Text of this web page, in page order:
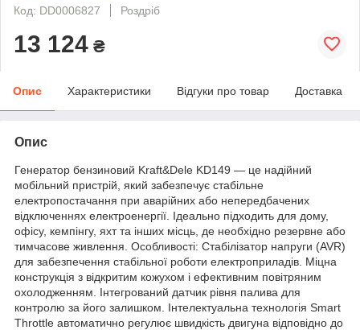
Код: DD0006827
Роздріб
13 124 ₴
Опис Характеристики Відгуки про товар Доставка
Опис
Генератор бензиновий Kraft&Dele KD149 — це надійний
мобільний пристрій, який забезпечує стабільне
електропостачання при аварійних або непередбачених
відключеннях електроенергії. Ідеально підходить для дому,
офісу, кемпінгу, яхт та інших місць, де необхідно резервне або
тимчасове живлення. Особливості: Стабілізатор напруги (AVR)
для забезпечення стабільної роботи електроприладів. Міцна
конструкція з відкритим кожухом і ефективним повітряним
охолодженням. Інтегрований датчик рівня палива для
контролю за його залишком. Інтелектуальна технологія Smart
Throttle автоматично регулює швидкість двигуна відповідно до